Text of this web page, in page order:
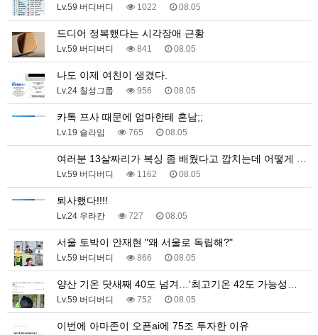
Lv.59 버디버디 1022 08.05
드디어 정복했다는 시각장애 근황
Lv.59 버디버디 841 08.05
나도 이제 여친이 생겼다.
Lv.24 칠성그룹 956 08.05
카톡 프사 때문에 엄마한테 혼남;;
Lv.19 슬라임 765 08.05
여러분 13살짜리가 복싱 좀 배웠다고 깝치는데 어떻게 …
Lv.59 버디버디 1162 08.05
퇴사했다!!!!
Lv.24 우라칸 727 08.05
서울 토박이 안재현 "왜 서울로 독립해?"
Lv.59 버디버디 866 08.05
양산 기온 닷새째 40도 넘겨…‘최고기온 42도 가능성…
Lv.59 버디버디 752 08.05
이번에 아마존이 오픈ai에 75조 투자한 이유